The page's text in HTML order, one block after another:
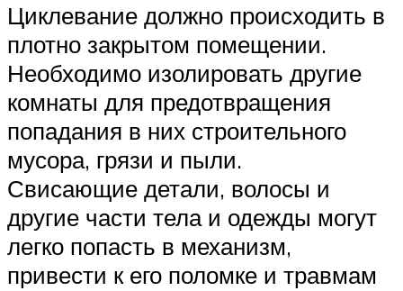
Циклевание должно происходить в
плотно закрытом помещении.
Необходимо изолировать другие
комнаты для предотвращения
попадания в них строительного
мусора, грязи и пыли.
Свисающие детали, волосы и
другие части тела и одежды могут
легко попасть в механизм,
привести к его поломке и травмам